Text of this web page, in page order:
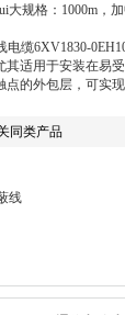
大规格：1000m，
缆6XV1830-
其适用于安装在易
的外包层，可实现
同类产品
线